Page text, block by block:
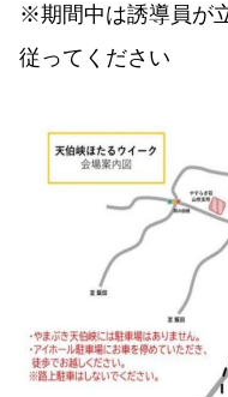
※期間中は誘導員が
従ってください